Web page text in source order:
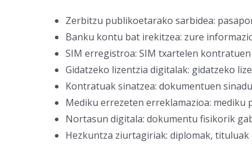
Zerbitzu publikoetarako sarbidea:
Banku kontu bat irekitzea: zure
SIM erregistroa: SIM txartelen
Gidatzeko lizentzia digitalak: gidatzeko
Kontratuak sinatzea: dokumentuen
Mediku errezeten erreklamazioa: mediku
Nortasun digitala: dokumentu fisikorik
Hezkuntza ziurtagiriak: diplomak,